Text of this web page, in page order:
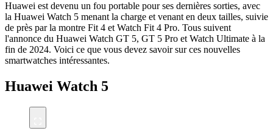
Huawei est devenu un fou portable pour ses dernières sorties, avec
la Huawei Watch 5 menant la charge et venant en deux tailles, suivie
de près par la montre Fit 4 et Watch Fit 4 Pro. Tous suivent
l'annonce du Huawei Watch GT 5, GT 5 Pro et Watch Ultimate à la
fin de 2024. Voici ce que vous devez savoir sur ces nouvelles
smartwatches intéressantes.
Huawei Watch 5